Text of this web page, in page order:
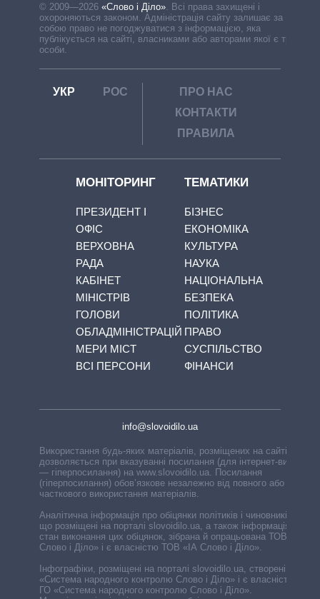
© 2009—2026 «Слово і Діло» Всі права захищені і
охороняються законом. Адміністрація сайту залишає за
собою право не погоджуватися з інформацією, яка
публікується на сайті, власниками або авторами якої є треті
особи.
УКР РОС
ПРО НАС
КОНТАКТИ
ПРАВИЛА
МОНІТОРИНГ
ПРЕЗИДЕНТ І
ОФІС
ВЕРХОВНА
РАДА
КАБІНЕТ
МІНІСТРІВ
ГОЛОВИ
ОБЛАДМІНІСТРАЦІЙ
МЕРИ МІСТ
ВСІ ПЕРСОНИ
ТЕМАТИКИ
БІЗНЕС
ЕКОНОМІКА
КУЛЬТУРА
НАУКА
НАЦІОНАЛЬНА
БЕЗПЕКА
ПОЛІТИКА
ПРАВО
СУСПІЛЬСТВО
ФІНАНСИ
info@slovoidilo.ua
Використання будь-яких матеріалів, розміщених на сайті,
дозволяється при вказуванні посилання (для інтернет-видань
— гіперпосилання) на www.slovoidilo.ua. Посилання
(гіперпосилання) обов’язкове незалежно від повного або
часткового використання матеріалів.
Аналітична інформація про обіцянки політиків і чиновників,
що розміщені на порталі slovoidilo.ua, а також інформація про
стан виконання цих обіцянок, зібрана й опрацьована ТОВ «ІА
Слово і Діло» і є власністю ТОВ «ІА Слово і Діло».
Інфографіки, розміщені на порталі slovoidilo.ua, створені ГО
«Система народного контролю Слово і Діло» і є власністю
ГО «Система народного контролю Слово і Діло».